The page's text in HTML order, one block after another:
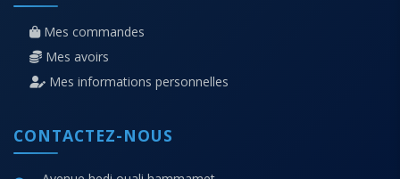
Mes commandes
Mes avoirs
Mes informations personnelles
CONTACTEZ-NOUS